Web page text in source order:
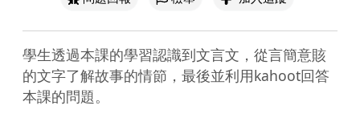
學生透過本課的學習認識到文言文，從言簡意賅
的文字了解故事的情節，最後並利用kahoot回答
本課的問題。